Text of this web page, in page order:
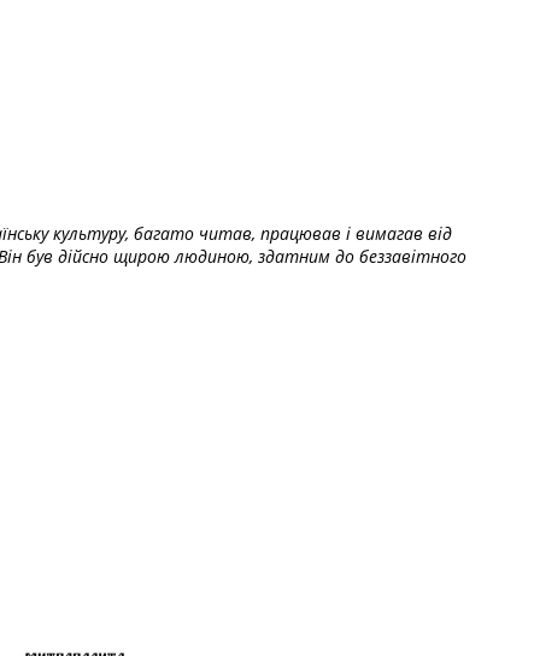
культуру, багато читав, працював і вимагав від
був дійсно щирою людиною, здатним до беззавітного